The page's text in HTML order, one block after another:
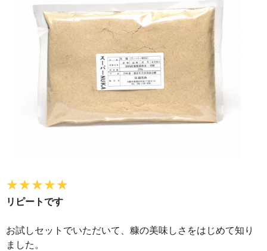
リピートです
お試しセットでいただいて、糠の美味しさをはじめて知り
ました。